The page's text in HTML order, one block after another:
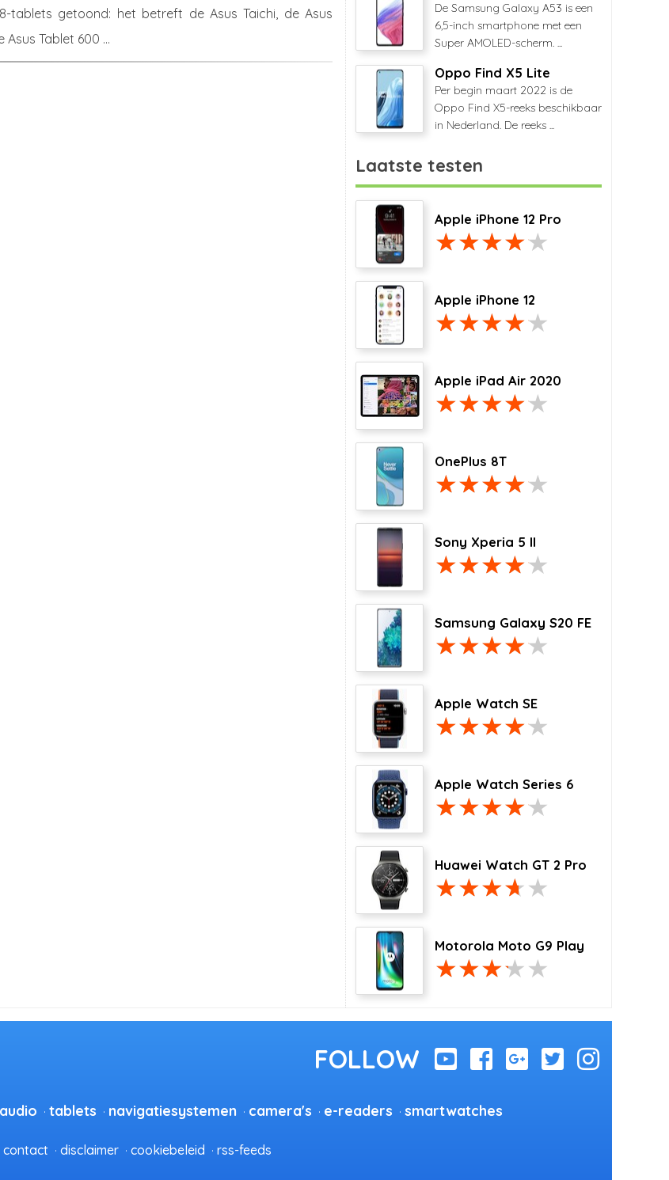
tablets getoond: het betreft de Asus Taichi, de Asus
Tablet 600 ...
De Samsung Galaxy A53 is een
6,5-inch smartphone met een
Super AMOLED-scherm. ...
Oppo Find X5 Lite
Per begin maart 2022 is de
Oppo Find X5-reeks beschikbaar
in Nederland. De reeks ...
Laatste testen
Apple iPhone 12 Pro
Apple iPhone 12
Apple iPad Air 2020
OnePlus 8T
Sony Xperia 5 II
Samsung Galaxy S20 FE
Apple Watch SE
Apple Watch Series 6
Huawei Watch GT 2 Pro
Motorola Moto G9 Play
audio tablets navigatiesystemen camera's e-readers smartwatches
contact disclaimer cookiebeleid rss-feeds